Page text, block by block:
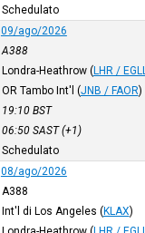
Schedulato
09/ago/2026
A388
Londra-Heathrow (LHR / EGLL
OR Tambo Int'l (JNB / FAOR)
19:10 BST
06:50 SAST(+1)
Schedulato
08/ago/2026
A388
Int'l di Los Angeles (KLAX)